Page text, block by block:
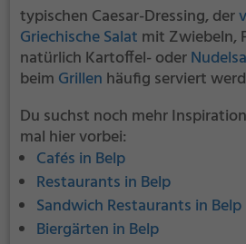
typischen Caesar-Dressing, der
Griechische Salat mit Zwiebeln,
natürlich Kartoffel- oder
beim Grillen häufig serviert
Du suchst noch mehr
mal hier vorbei:
Cafés in Belp
Restaurants in Belp
Sandwich Restaurants in Belp
Biergärten in Belp